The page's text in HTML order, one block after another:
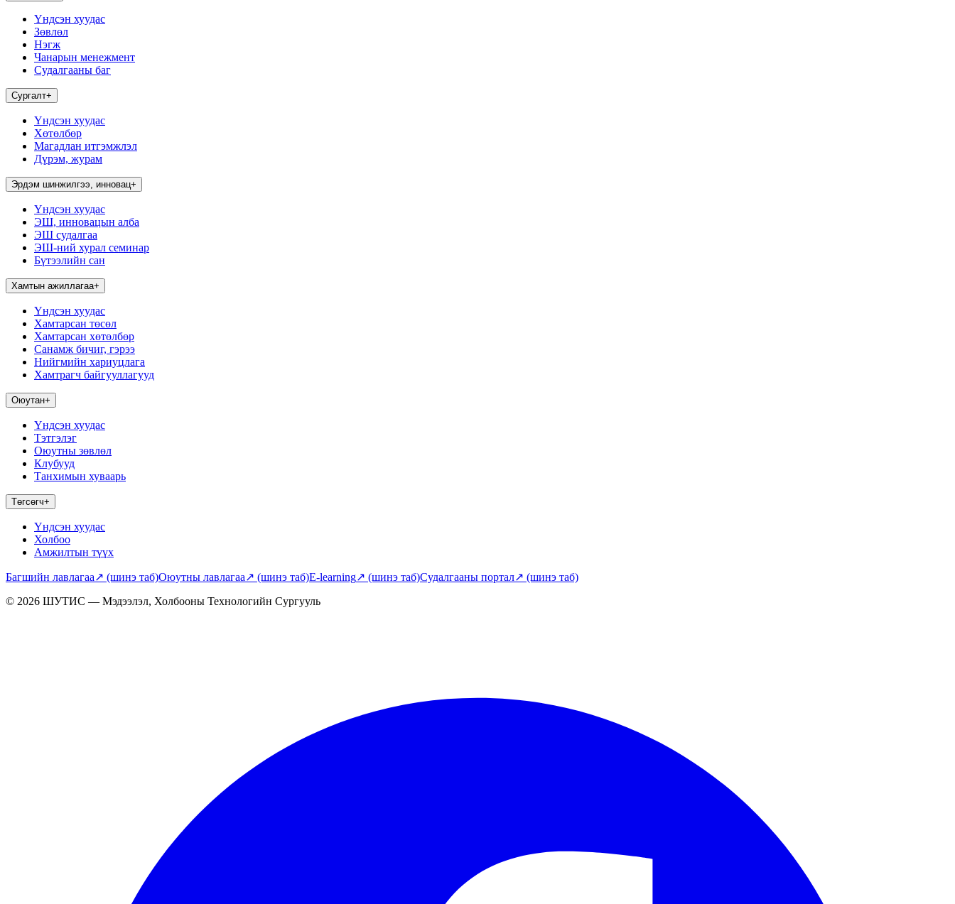
Үндсэн хуудас
Зөвлөл
Нэгж
Чанарын менежмент
Судалгааны баг
Сургалт+
Үндсэн хуудас
Хөтөлбөр
Магадлан итгэмжлэл
Дүрэм, журам
Эрдэм шинжилгээ, инновац+
Үндсэн хуудас
ЭШ, инновацын алба
ЭШ судалгаа
ЭШ-ний хурал семинар
Бүтээлийн сан
Хамтын ажиллагаа+
Үндсэн хуудас
Хамтарсан төсөл
Хамтарсан хөтөлбөр
Санамж бичиг, гэрээ
Нийгмийн хариуцлага
Хамтрагч байгууллагууд
Оюутан+
Үндсэн хуудас
Тэтгэлэг
Оюутны зөвлөл
Клубууд
Танхимын хуваарь
Төгсөгч+
Үндсэн хуудас
Холбоо
Амжилтын түүх
Багшийн лавлагаа↗ (шинэ таб)Оюутны лавлагаа↗ (шинэ таб)E-learning↗ (шинэ таб)Судалгааны портал↗ (шинэ таб)
© 2026 ШУТИС — Мэдээлэл, Холбооны Технологийн Сургууль